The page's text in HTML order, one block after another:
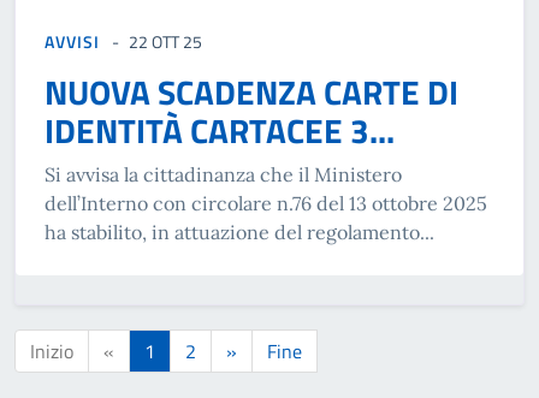
AVVISI 22 OTT 25
NUOVA SCADENZA CARTE DI
IDENTITÀ CARTACEE 3...
Si avvisa la cittadinanza che il Ministero
dell’Interno con circolare n.76 del 13 ottobre 2025
ha stabilito, in attuazione del regolamento...
Inizio « 1 2 » Fine